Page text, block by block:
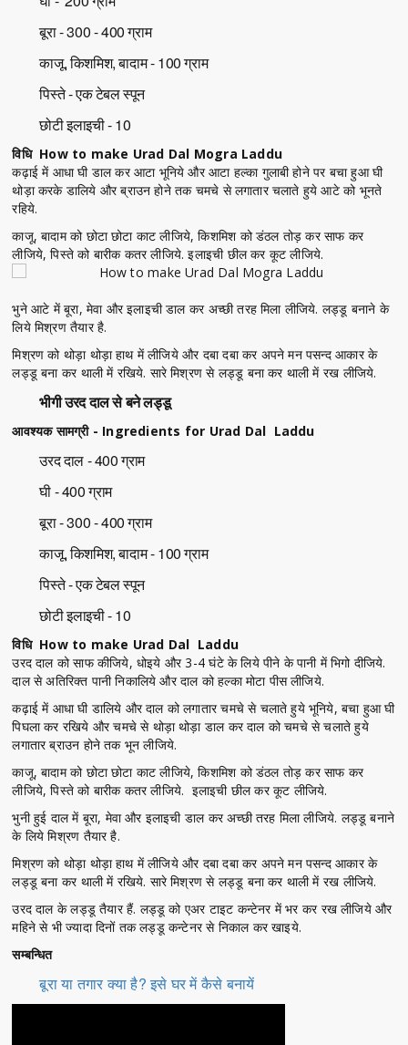
बूरा - 300 - 400 ग्राम
काजू, किशमिश, बादाम - 100 ग्राम
पिस्ते - एक टेबल स्पून
छोटी इलाइची - 10
विधि How to make Urad Dal Mogra Laddu
कढ़ाई में आधा घी डाल कर आटा भूनिये और आटा हल्का गुलाबी होने पर बचा हुआ घी
थोड़ा करके डालिये और ब्राउन होने तक चमचे से लगातार चलाते हुये आटे को भूनते
रहिये.
काजू, बादाम को छोटा छोटा काट लीजिये, किशमिश को डंठल तोड़ कर साफ कर
लीजिये, पिस्ते को बारीक कतर लीजिये. इलाइची छील कर कूट लीजिये.
भुने आटे में बूरा, मेवा और इलाइची डाल कर अच्छी तरह मिला लीजिये. लड्डू बनाने के
लिये मिश्रण तैयार है.
मिश्रण को थोड़ा थोड़ा हाथ में लीजिये और दबा दबा कर अपने मन पसन्द आकार के
लड्डू बना कर थाली में रखिये. सारे मिश्रण से लड्डू बना कर थाली में रख लीजिये.
भीगी उरद दाल से बने लड्डू
आवश्यक सामग्री - Ingredients for Urad Dal Laddu
उरद दाल - 400 ग्राम
घी - 400 ग्राम
बूरा - 300 - 400 ग्राम
काजू, किशमिश, बादाम - 100 ग्राम
पिस्ते - एक टेबल स्पून
छोटी इलाइची - 10
विधि How to make Urad Dal Laddu
उरद दाल को साफ कीजिये, धोइये और 3-4 घंटे के लिये पीने के पानी में भिगो दीजिये.
दाल से अतिरिक्त पानी निकालिये और दाल को हल्का मोटा पीस लीजिये.
कढ़ाई में आधा घी डालिये और दाल को लगातार चमचे से चलाते हुये भूनिये, बचा हुआ घी
पिघला कर रखिये और चमचे से थोड़ा थोड़ा डाल कर दाल को चमचे से चलाते हुये
लगातार ब्राउन होने तक भून लीजिये.
काजू, बादाम को छोटा छोटा काट लीजिये, किशमिश को डंठल तोड़ कर साफ कर
लीजिये, पिस्ते को बारीक कतर लीजिये. इलाइची छील कर कूट लीजिये.
भुनी हुई दाल में बूरा, मेवा और इलाइची डाल कर अच्छी तरह मिला लीजिये. लड्डू बनाने
के लिये मिश्रण तैयार है.
मिश्रण को थोड़ा थोड़ा हाथ में लीजिये और दबा दबा कर अपने मन पसन्द आकार के
लड्डू बना कर थाली में रखिये. सारे मिश्रण से लड्डू बना कर थाली में रख लीजिये.
उरद दाल के लड्डू तैयार हैं. लड्डू को एअर टाइट कन्टेनर में भर कर रख लीजिये और
महिने से भी ज्यादा दिनों तक लड्डू कन्टेनर से निकाल कर खाइये.
सम्बन्धित
बूरा या तगार क्या है? इसे घर में कैसे बनायें